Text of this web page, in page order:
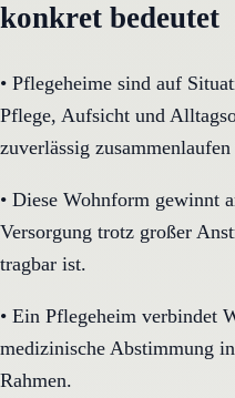
konkret bedeutet
• Pflegeheime sind auf
Pflege, Aufsicht und
zuverlässig zusammenlaufen
• Diese Wohnform gewinnt
Versorgung trotz großer
tragbar ist.
• Ein Pflegeheim verbindet
medizinische Abstimmung
Rahmen.